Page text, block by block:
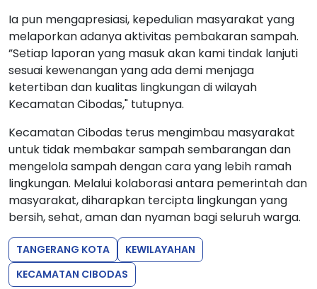
Ia pun mengapresiasi, kepedulian masyarakat yang
melaporkan adanya aktivitas pembakaran sampah.
”Setiap laporan yang masuk akan kami tindak lanjuti
sesuai kewenangan yang ada demi menjaga
ketertiban dan kualitas lingkungan di wilayah
Kecamatan Cibodas," tutupnya.
Kecamatan Cibodas terus mengimbau masyarakat
untuk tidak membakar sampah sembarangan dan
mengelola sampah dengan cara yang lebih ramah
lingkungan. Melalui kolaborasi antara pemerintah dan
masyarakat, diharapkan tercipta lingkungan yang
bersih, sehat, aman dan nyaman bagi seluruh warga.
TANGERANG KOTA
KEWILAYAHAN
KECAMATAN CIBODAS